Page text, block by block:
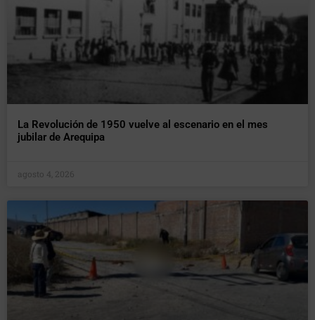
La Revolución de 1950 vuelve al escenario en el mes
jubilar de Arequipa
agosto 4, 2026